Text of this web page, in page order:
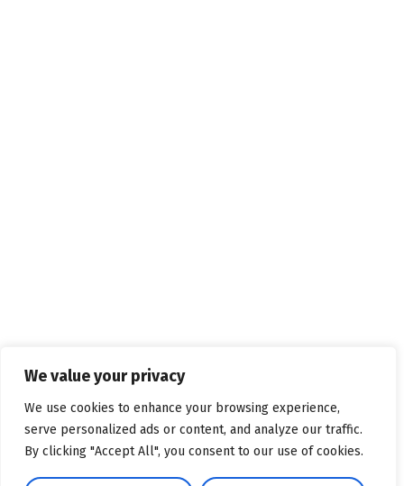
We value your privacy
We use cookies to enhance your browsing experience,
serve personalized ads or content, and analyze our traffic.
By clicking "Accept All", you consent to our use of cookies.